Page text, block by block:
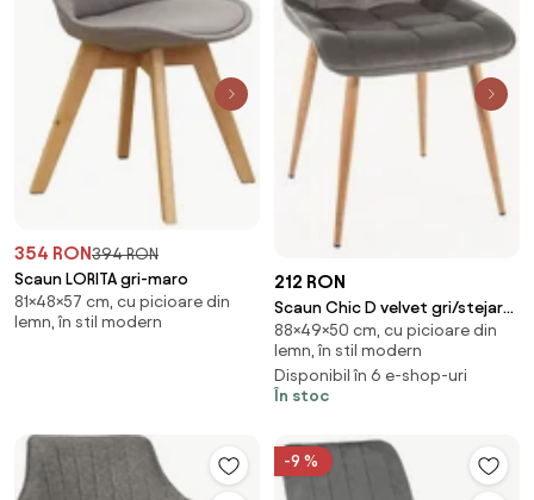
354 RON394 RON
Scaun LORITA gri-maro
81×48×57 cm, cu picioare din
lemn, în stil modern
212 RON
Scaun Chic D velvet gri/stejar
Blu14
88×49×50 cm, cu picioare din
lemn, în stil modern
Disponibil în 6 e-shop-uri
În stoc
-9 %